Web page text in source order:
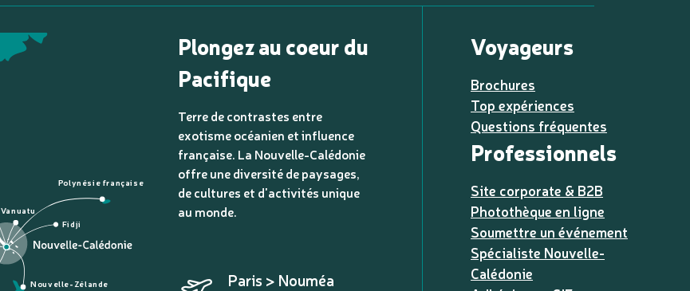
Polynésie française
Fidji
Nouvelle-Zélande
Vanuatu
Plongez au coeur du
Pacifique
Terre de contrastes entre
exotisme océanien et influence
française. La Nouvelle-Calédonie
offre une diversité de paysages,
de cultures et d'activités unique
au monde.
Paris > Nouméa
Voyageurs
Brochures
Top expériences
Questions fréquentes
Professionnels
Site corporate & B2B
Photothèque en ligne
Soumettre un événement
Spécialiste Nouvelle-
Calédonie